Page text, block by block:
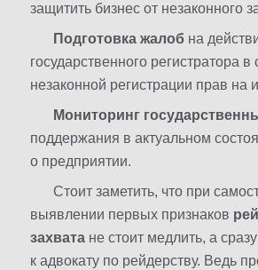
защитить бизнес от незаконного
Подготовка жалоб на
государственного регистратора в
незаконной регистрации прав на
Мониторинг
поддержания в актуальном
о предприятии.
Стоит заметить, что при
выявлении первых признаков
захвата не стоит медлить, а
к адвокату по рейдерству. Ведь